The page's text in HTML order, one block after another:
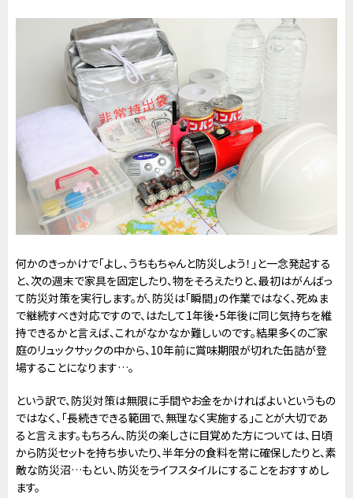
何かのきっかけで「よし、うちもちゃんと防災しよう！」と一念発起する
と、次の週末で家具を固定したり、物をそろえたりと、最初はがんばっ
て防災対策を実行します。が、防災は「瞬間」の作業ではなく、死ぬま
で継続すべき対応ですので、はたして1年後・5年後に同じ気持ちを維
持できるかと言えば、これがなかなか難しいのです。結果多くのご家
庭のリュックサックの中から、10年前に賞味期限が切れた缶詰が登
場することになります…。
という訳で、防災対策は無限に手間やお金をかければよいというもの
ではなく、「長続きできる範囲で、無理なく実施する」ことが大切であ
ると言えます。もちろん、防災の楽しさに目覚めた方については、日頃
から防災セットを持ち歩いたり、半年分の食料を常に確保したりと、素
敵な防災沼…もとい、防災をライフスタイルにすることをおすすめし
ます。